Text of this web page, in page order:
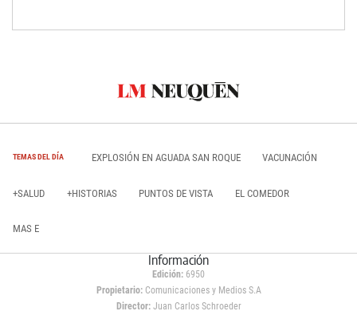
TEMAS DEL DÍA EXPLOSIÓN EN AGUADA SAN ROQUE VACUNACIÓN
+SALUD +HISTORIAS PUNTOS DE VISTA EL COMEDOR
MAS E
Información
Edición: 6950
Propietario:Comunicaciones y Medios S.A
Director: Juan Carlos Schroeder